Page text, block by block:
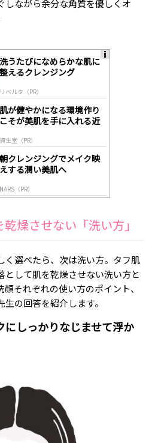
しながら余分な角質を優しくオ
洗うたびになめらかな肌に
整えるクレンジング
リベルタ（PR）
肌が健やかになる環境作り
こそが美肌を手に入れる近
資生堂（PR）
朝クレンジングでメイク映
えする潤い美肌へ
NARS（PR）
燥させない「洗い方」
く選べたら、次は洗い方。タフ肌
として肌を乾燥させない洗い方と
それぞれの使い方のポイント、
の回答を紹介します。
にしっかりなじませて浮か